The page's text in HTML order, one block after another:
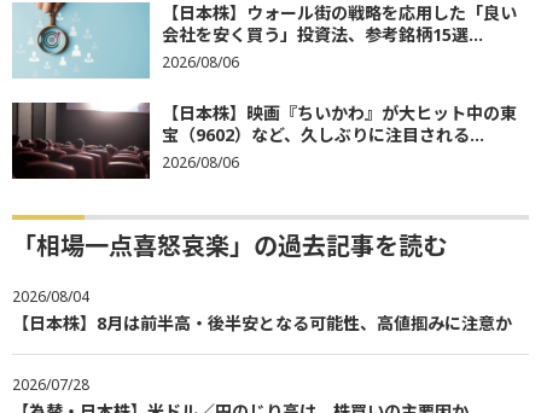
【日本株】ウォール街の戦略を応用した「良い
会社を安く買う」投資法、参考銘柄15選...
2026/08/06
【日本株】映画『ちいかわ』が大ヒット中の東
宝（9602）など、久しぶりに注目される...
2026/08/06
「相場一点喜怒哀楽」の過去記事を読む
2026/08/04
【日本株】8月は前半高・後半安となる可能性、高値掴みに注意か
2026/07/28